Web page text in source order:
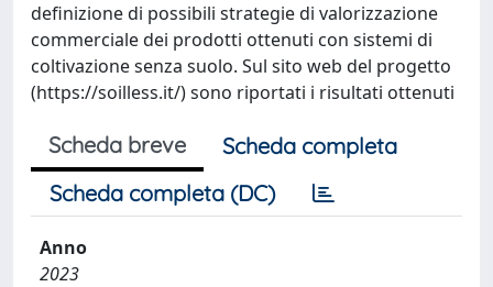
definizione di possibili strategie di valorizzazione
commerciale dei prodotti ottenuti con sistemi di
coltivazione senza suolo. Sul sito web del progetto
(https://soilless.it/) sono riportati i risultati ottenuti
Scheda breve
Scheda completa
Scheda completa (DC)
Anno
2023